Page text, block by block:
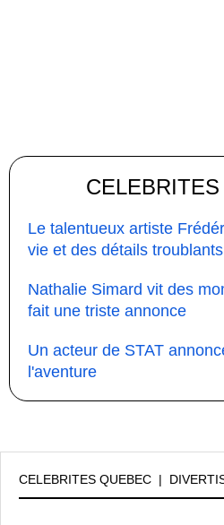
Le talentueux artiste
vie et des détails
Nathalie Simard vit des
fait une triste annonce
Un acteur de STAT
l'aventure
CELEBRITES QUEBEC |